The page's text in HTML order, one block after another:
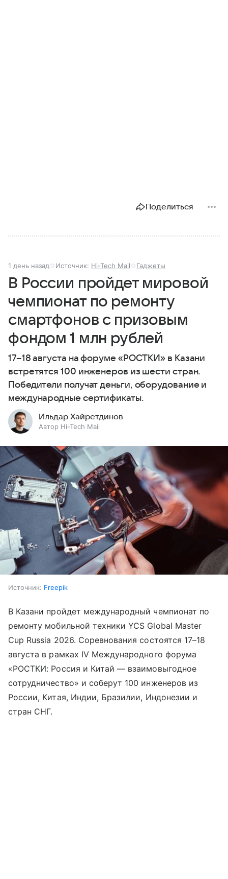
Поделиться
1 день назад Источник: Hi-Tech Mail Гаджеты
В России пройдет мировой
чемпионат по ремонту
смартфонов с призовым
фондом 1 млн рублей
17–18 августа на форуме «РОСТКИ» в Казани
встретятся 100 инженеров из шести стран.
Победители получат деньги, оборудование и
международные сертификаты.
Ильдар Хайретдинов
Автор Hi-Tech Mail
Источник: Freepik
В Казани пройдет международный чемпионат по
ремонту мобильной техники YCS Global Master
Cup Russia 2026. Соревнования состоятся 17–18
августа в рамках IV Международного форума
«РОСТКИ: Россия и Китай — взаимовыгодное
сотрудничество» и соберут 100 инженеров из
России, Китая, Индии, Бразилии, Индонезии и
стран СНГ.